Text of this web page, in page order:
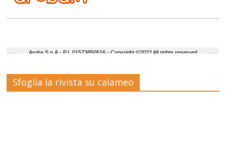
Sfoglia la rivista su calameo